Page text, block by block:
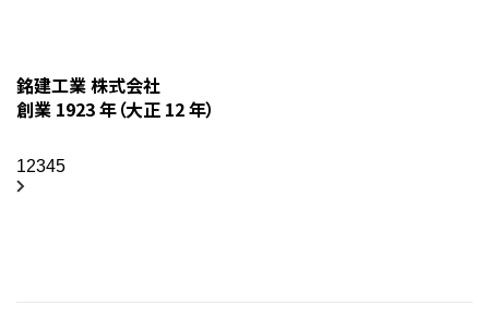
銘建工業 株式会社
創業 1923 年（大正 12 年）
12345